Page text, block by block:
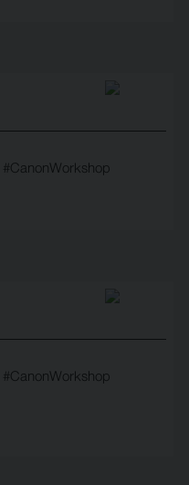
#CanonWorkshop
#CanonWorkshop